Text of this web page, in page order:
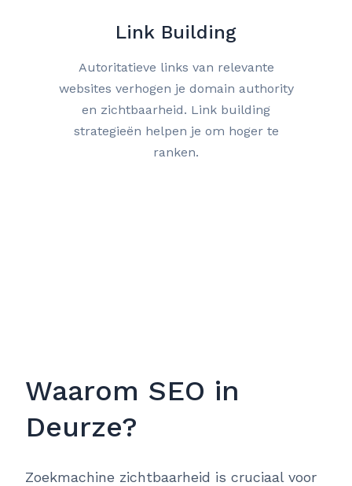
Link Building
Autoritatieve links van relevante
websites verhogen je domain authority
en zichtbaarheid. Link building
strategieën helpen je om hoger te
ranken.
Waarom SEO in
Deurze?
Zoekmachine zichtbaarheid is cruciaal voor